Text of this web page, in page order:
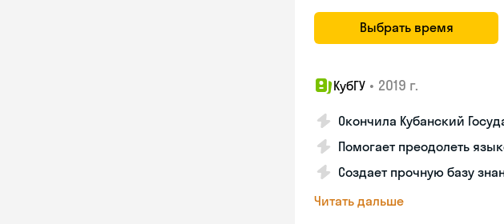
Выбрать время
КубГУ • 2019 г.
Окончила Кубанский
Помогает преодолеть
Создает прочную базу
Читать дальше